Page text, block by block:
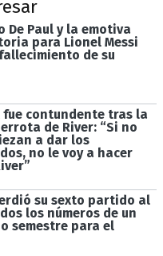
De Paul y la emotiva
para Lionel Messi
de su
fue contundente tras la
de River: “Si no
a dar los
no le voy a hacer
su sexto partido al
los números de un
semestre para el